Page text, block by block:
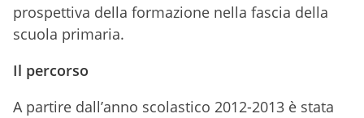
prospettiva della formazione nella fascia della
scuola primaria.
Il percorso
A partire dall’anno scolastico 2012-2013 è stata